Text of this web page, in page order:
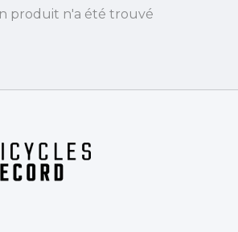
produit n'a été trouvé